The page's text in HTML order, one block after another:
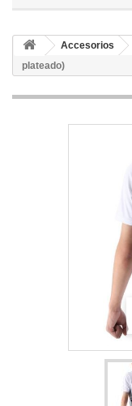
Accesorios
plateado)